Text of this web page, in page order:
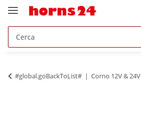
#global.goBackToList# Corno 12V & 24V